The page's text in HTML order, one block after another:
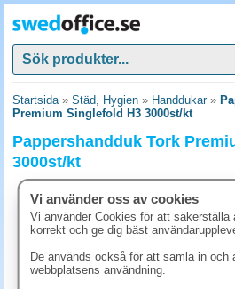
Startsida» Städ, Hygien » Handdukar»
Premium Singlefold H3 3000st/kt
Pappershandduk Tork
3000st/kt
Vi använder oss av cookies
Vi använder Cookies för att säkerställa
korrekt och ge dig bäst
De används också för att samla in och
webbplatsens användning.